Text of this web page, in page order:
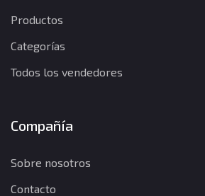
Productos
Categorías
Todos los vendedores
Compañía
Sobre nosotros
Contacto